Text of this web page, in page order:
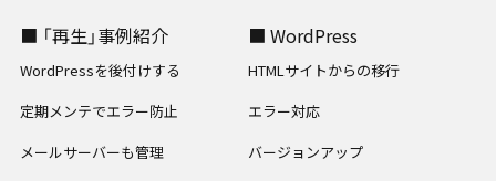
■ 「再生」事例紹介
WordPressを後付けする
定期メンテでエラー防止
メールサーバーも管理
■ WordPress
HTMLサイトからの移行
エラー対応
バージョンアップ